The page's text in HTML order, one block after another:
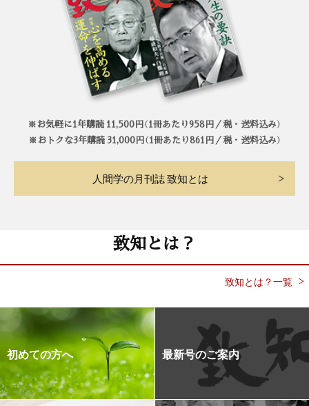
※お気軽に1年購読 11,500円（1冊あたり958円／税・送料込み）
※おトクな3年購読 31,000円（1冊あたり861円／税・送料込み）
人間学の月刊誌 致知とは
致知とは？
致知とは？一覧
初めての方へ 最新号のご案内